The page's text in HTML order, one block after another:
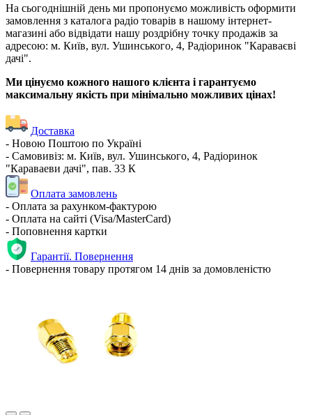
На сьогоднішній день ми пропонуємо можливість оформити
замовлення з каталога радіо товарів в нашому інтернет-
магазині або відвідати нашу роздрібну точку продажів за
адресою: м. Київ, вул. Ушинського, 4, Радіоринок "Караваєві
дачі".
Ми цінуємо кожного нашого клієнта і гарантуємо
максимальну якість при мінімально можливих цінах!
Доставка
- Новою Поштою по Україні
- Самовивіз: м. Київ, вул. Ушинського, 4, Радіоринок
"Караваеви дачі", пав. 33 К
Оплата замовлень
- Оплата за рахунком-фактурою
- Оплата на сайті (Visa/MasterCard)
- Поповнення картки
Гарантії. Повернення
- Повернення товару протягом 14 днів за домовленістю